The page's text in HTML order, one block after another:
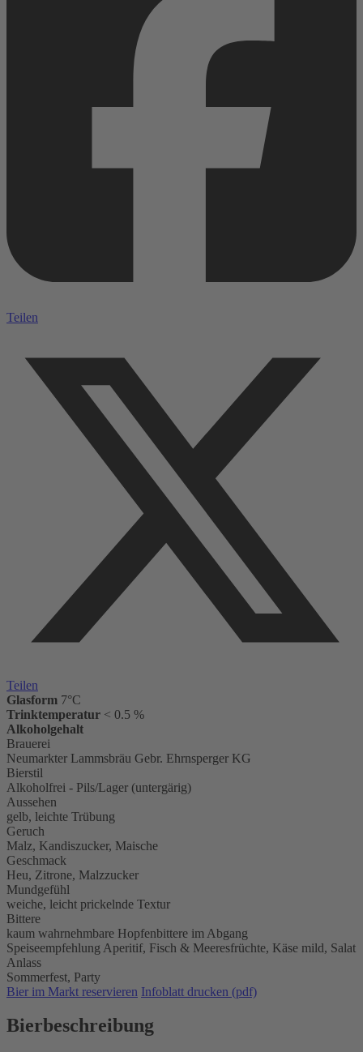
Teilen
Teilen
Glasform 7°C
Trinktemperatur < 0.5 %
Alkoholgehalt
Brauerei
Neumarkter Lammsbräu Gebr. Ehrnsperger KG
Bierstil
Alkoholfrei - Pils/Lager (untergärig)
Aussehen
gelb, leichte Trübung
Geruch
Malz, Kandiszucker, Maische
Geschmack
Heu, Zitrone, Malzzucker
Mundgefühl
weiche, leicht prickelnde Textur
Bittere
kaum wahrnehmbare Hopfenbittere im Abgang
Speiseempfehlung Aperitif, Fisch & Meeresfrüchte, Käse mild, Salat
Anlass
Sommerfest, Party
Bier im Markt reservieren Infoblatt drucken (pdf)
Bierbeschreibung